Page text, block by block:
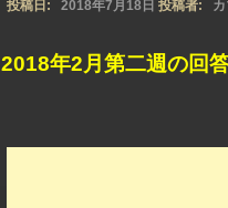
投稿日: 2018年7月18日 投稿者:
2018年2月第二週の回